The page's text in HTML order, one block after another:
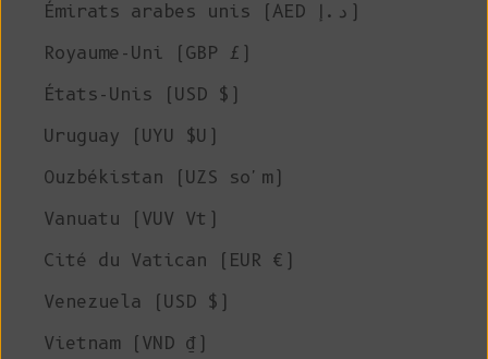
Émirats arabes unis (AED د.إ)
Royaume-Uni (GBP £)
États-Unis (USD $)
Uruguay (UYU $U)
Ouzbékistan (UZS so'm)
Vanuatu (VUV Vt)
Cité du Vatican (EUR €)
Venezuela (USD $)
Vietnam (VND ₫)